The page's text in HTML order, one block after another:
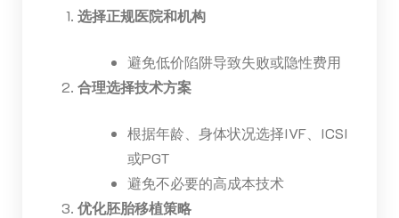
选择正规医院和机构
避免低价陷阱导致失败或隐性费用
合理选择技术方案
根据年龄、身体状况选择IVF、ICSI
或PGT
避免不必要的高成本技术
优化胚胎移植策略